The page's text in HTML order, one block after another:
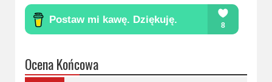
Ocena Końcowa